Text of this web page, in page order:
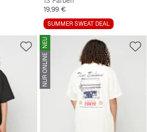
Preis
19,99 €
SUMMER SWEAT DEAL
NEU
NUR ONLINE